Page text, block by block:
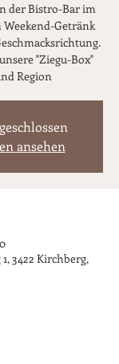
der Bistro-Bar im
Getränk
"Ziegu-Box"
Region
ansehen
3422 Kirchberg,